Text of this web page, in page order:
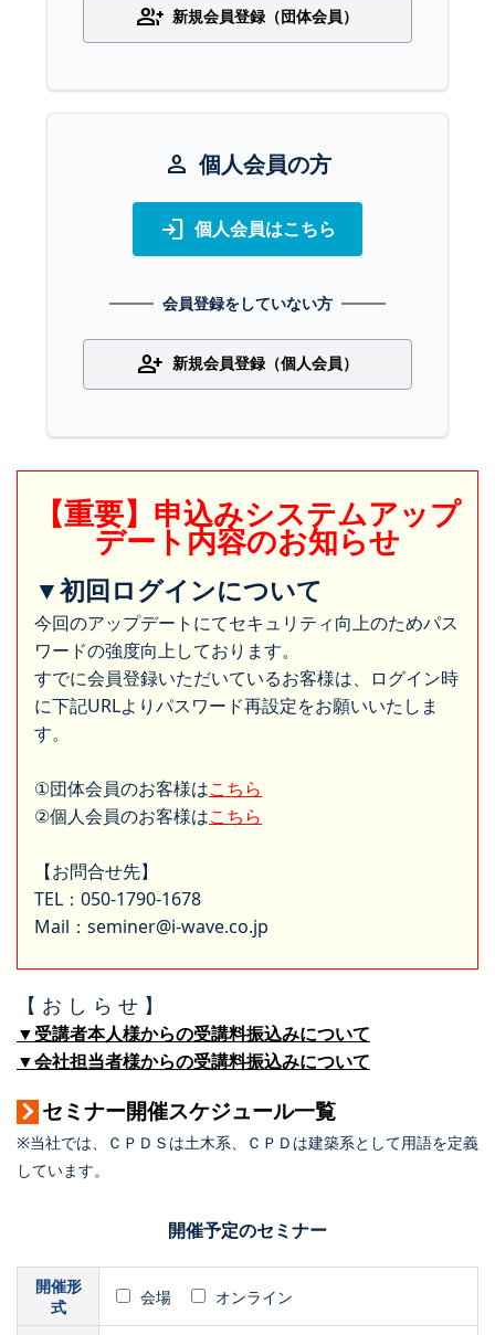
group_add 新規会員登録（団体会員）
person 個人会員の方
login 個人会員はこちら
会員登録をしていない方
person_add 新規会員登録（個人会員）
【重要】申込みシステムアップ
デート内容のお知らせ
▼初回ログインについて
今回のアップデートにてセキュリティ向上のためパス
ワードの強度向上しております。
すでに会員登録いただいているお客様は、ログイン時
に下記URLよりパスワード再設定をお願いいたしま
す。
①団体会員のお客様はこちら
②個人会員のお客様はこちら
【お問合せ先】
TEL：050-1790-1678
Mail：seminer@i-wave.co.jp
【 お し ら せ 】
▼受講者本人様からの受講料振込みについて
▼会社担当者様からの受講料振込みについて
セミナー開催スケジュール一覧
※当社では、ＣＰＤＳは土木系、ＣＰＤは建築系として用語を定義
しています。
開催予定のセミナー
開催形
式
会場 オンライン